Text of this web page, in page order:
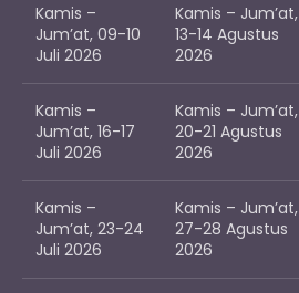
Kamis –
Jum’at, 09-10
Juli 2026
Kamis – Jum’at,
13-14 Agustus
2026
Kamis –
Jum’at, 16-17
Juli 2026
Kamis – Jum’at,
20-21 Agustus
2026
Kamis –
Jum’at, 23-24
Juli 2026
Kamis – Jum’at,
27-28 Agustus
2026